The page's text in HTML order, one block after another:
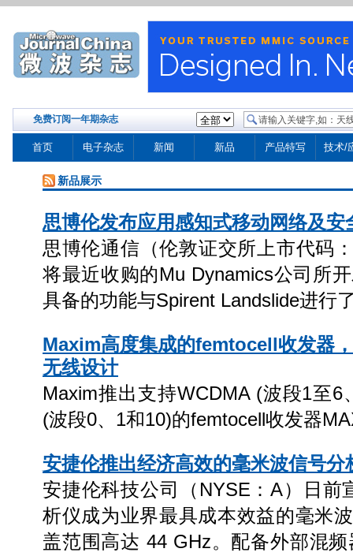
免费订阅一年期杂志
首页 电子杂志 新闻 新品 产品特写 技术/
新品展示
思博伦发布应用感知式移动网络及安
思博伦通信（伦敦证交所上市代码
将最近收购的Mu Dynamics公司所
具备的功能与Spirent Landslide进行
Maxim高度集成的femtocell收发器
无线设计
Maxim推出支持WCDMA (波段1至6
(波段0、1和10)的femtocell收发器
安捷伦推出经济高效的毫米波信号分
安捷伦科技公司（NYSE：A）日前
析仪成为业界最具成本效益的毫米
盖范围高达 44 GHz。配备外部混